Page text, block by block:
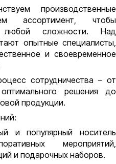
производственные
ассортимент, чтобы
любой сложности. Над
опытные специалисты,
и своевременное
сотрудничества – от
решения до
продукции.
и популярный носитель
мероприятий,
и подарочных наборов.